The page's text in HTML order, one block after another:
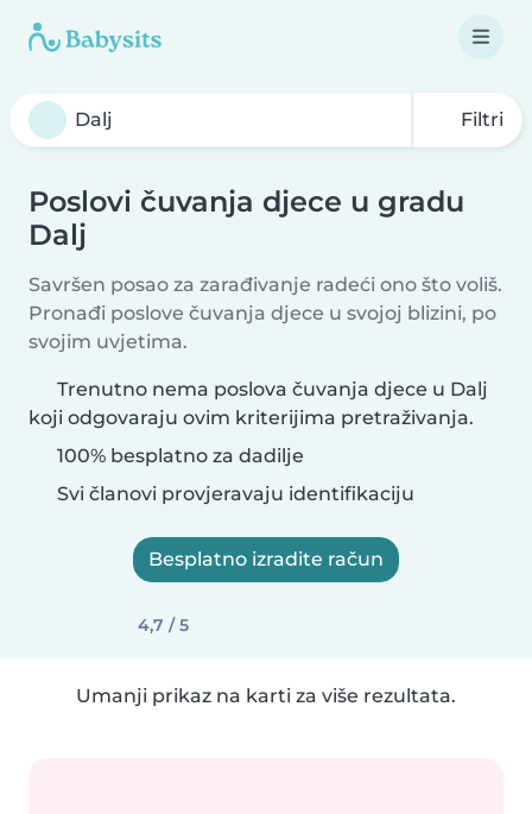
Filtri
Poslovi čuvanja djece u gradu
Dalj
Savršen posao za zarađivanje radeći ono što voliš.
Pronađi poslove čuvanja djece u svojoj blizini, po
svojim uvjetima.
Trenutno nema poslova čuvanja djece u Dalj
koji odgovaraju ovim kriterijima pretraživanja.
100% besplatno za dadilje
Svi članovi provjeravaju identifikaciju
Besplatno izradite račun
4,7 / 5
Umanji prikaz na karti za više rezultata.